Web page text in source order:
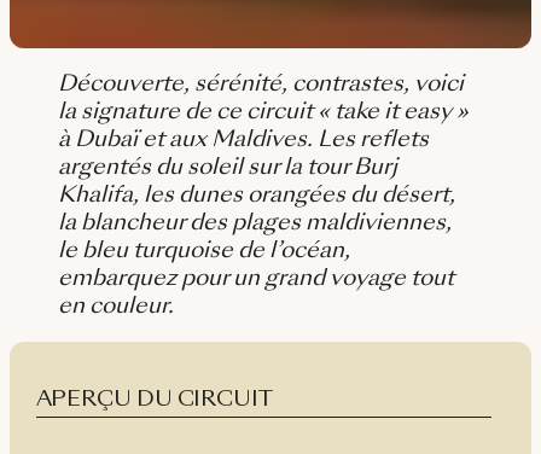
Découverte, sérénité, contrastes, voici
la signature de ce circuit « take it easy »
à Dubaï et aux Maldives. Les reflets
argentés du soleil sur la tour Burj
Khalifa, les dunes orangées du désert,
la blancheur des plages maldiviennes,
le bleu turquoise de l’océan,
embarquez pour un grand voyage tout
en couleur.
APERÇU DU CIRCUIT